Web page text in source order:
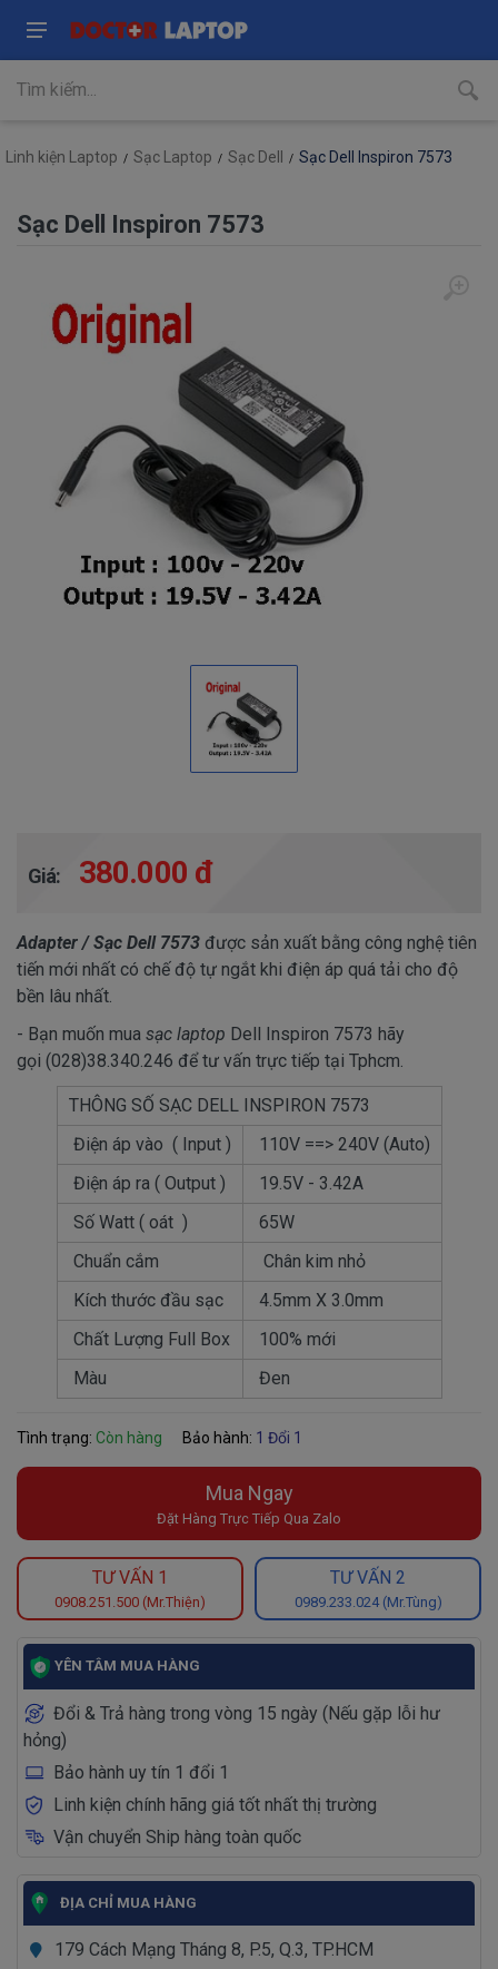
Linh kiện Laptop Sạc Laptop Sạc Dell Sạc Dell Inspiron 7573
Sạc Dell Inspiron 7573
Giá: 380.000 đ
Adapter / Sạc Dell 7573 được sản xuất bằng công nghệ tiên
tiến mới nhất có chế độ tự ngắt khi điện áp quá tải cho độ
bền lâu nhất.
- Bạn muốn mua sạc laptop Dell Inspiron 7573 hãy
gọi (028)38.340.246 để tư vấn trực tiếp tại Tphcm.
THÔNG SỐ SẠC DELL INSPIRON 7573
Điện áp vào ( Input )
110V ==> 240V (Auto)
Điện áp ra ( Output )
19.5V - 3.42A
Số Watt ( oát )
65W
Chuẩn cắm
Chân kim nhỏ
Kích thước đầu sạc
4.5mm X 3.0mm
Chất Lượng Full Box
100% mới
Màu
Đen
Tình trạng: Còn hàng Bảo hành: 1 Đổi 1
Mua Ngay
Đặt Hàng Trực Tiếp Qua Zalo
TƯ VẤN 1
0908.251.500 (Mr.Thiện)
TƯ VẤN 2
0989.233.024 (Mr.Tùng)
YÊN TÂM MUA HÀNG
Đổi & Trả hàng trong vòng 15 ngày (Nếu gặp lỗi hư
hỏng)
Bảo hành uy tín 1 đổi 1
Linh kiện chính hãng giá tốt nhất thị trường
Vận chuyển Ship hàng toàn quốc
ĐỊA CHỈ MUA HÀNG
179 Cách Mạng Tháng 8, P.5, Q.3, TP.HCM